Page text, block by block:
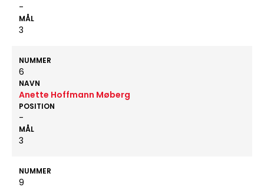
-
MÅL
3
NUMMER
6
NAVN
Anette Hoffmann Møberg
POSITION
-
MÅL
3
NUMMER
9